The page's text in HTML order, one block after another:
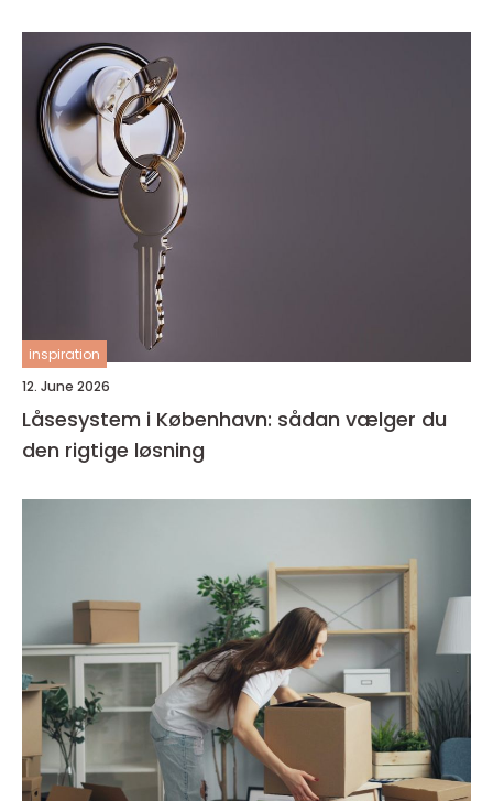
inspiration
12. June 2026
Låsesystem i København: sådan vælger du
den rigtige løsning